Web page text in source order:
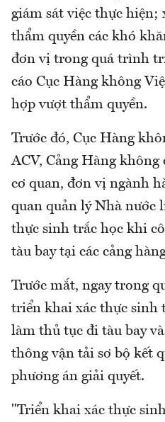
giám sát việc thực hiện;
thẩm quyền các khó
đơn vị trong quá trình
cáo Cục Hàng không
hợp vượt thẩm quyền.
Trước đó, Cục Hàng
ACV, Cảng Hàng không
cơ quan, đơn vị ngành
quan quản lý Nhà nước
thực sinh trắc học khi
tàu bay tại các cảng
Trước mắt, ngay trong
triển khai xác thực sinh
làm thủ tục đi tàu bay
thông vận tải sơ bộ kết
phương án giải quyết.
"Triển khai xác thực